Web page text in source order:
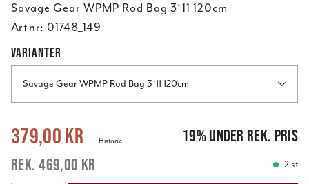
Savage Gear WPMP Rod Bag 3`11 120cm
Art nr: 01748_149
VARIANTER
Savage Gear WPMP Rod Bag 3`11 120cm
Nuvarande pris:379,00 kr 469,00 kr
379,00 kr
469,00 kr
Historik 19%under rek. pris
2 st